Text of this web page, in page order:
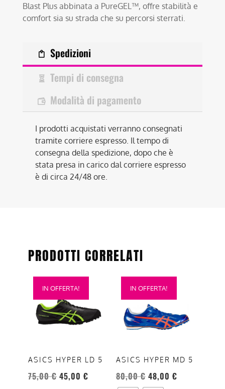
Blast Plus abbinata a PureGEL™, offre stabilità e
comfort sia su strada che su percorsi sterrati.
Spedizioni
Tempi di consegna
Modalità di pagamento
I prodotti acquistati verranno consegnati
tramite corriere espresso. Il tempo di
consegna della spedizione, dopo che è
stata presa in carico dal corriere espresso
è di circa 24/48 ore.
PRODOTTI CORRELATI
IN OFFERTA!
ASICS HYPER LD 5
75,00€ 45,00 €
Questo
prodotto
più
opzioni
essere
IN OFFERTA!
ASICS HYPER MD 5
80,00€ 48,00 €
Questo
prodotto
più
varianti.
opzioni
essere